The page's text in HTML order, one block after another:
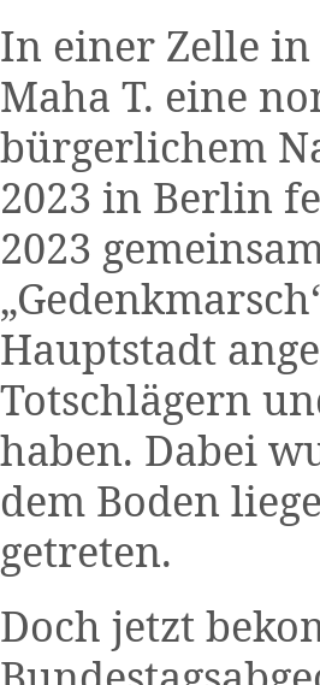
In einer Zelle
Maha T. eine
bürgerlichem
2023 in Berlin
2023
Hauptstadt
Totschlägern
haben. Dabei
dem Boden
getreten.
Doch jetzt